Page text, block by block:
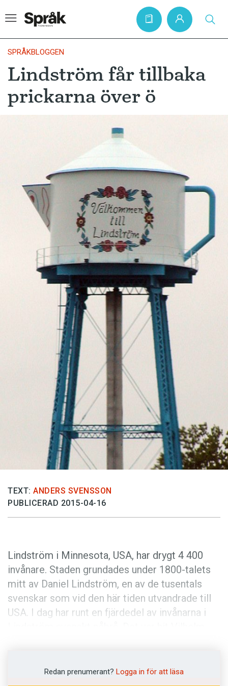
Hem
Artiklar
Bokrecensioner
Kviss
Podden
Anmäl till språkpolisen
Föreslå nyord
Annonsera
Prenumerera
Läs Språktidningen digitalt
SPRÅKBLOGGEN
Lindström får tillbaka
prickarna över ö
TEXT: ANDERS SVENSSON
PUBLICERAD 2015-04-16
Lindström i Minnesota, USA, har drygt 4 400
invånare. Staden grundades under 1800-talets
mitt av Daniel Lindström, en av de tusentals
svenskar som vid den här tiden utvandrade till
USA. I dag har runt en fjärdedel av invånarna i
festivalenKarl Oskar daysoch Lindströms
Redan prenumerant? Logga in för att läsa